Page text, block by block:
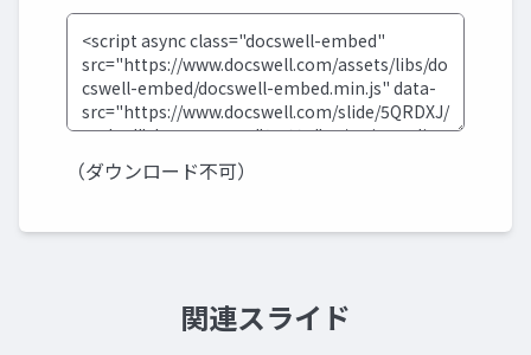
（ダウンロード不可）
関連スライド